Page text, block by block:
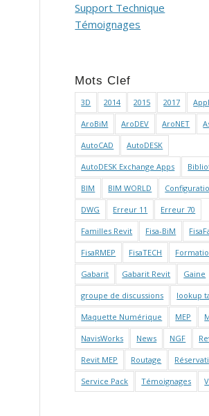
Support Technique
Témoignages
Mots Clef
3D 2014 2015 2017
AroBiM AroDEV AroNET
AutoCAD AutoDESK
AutoDESK Exchange Apps
BIM BIM WORLD
DWG Erreur 11 Erreur 70
Familles Revit Fisa-BiM
FisaRMEP FisaTECH
Gabarit Gabarit Revit Gaine
groupe de discussions lookup
Maquette Numérique MEP
NavisWorks News NGF
Revit MEP Routage
Service Pack Témoignages